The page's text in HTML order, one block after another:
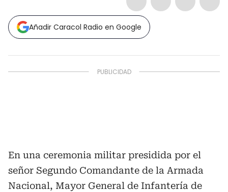
Añadir Caracol Radio en Google
En una ceremonia militar presidida por el
señor Segundo Comandante de la Armada
Nacional, Mayor General de Infantería de